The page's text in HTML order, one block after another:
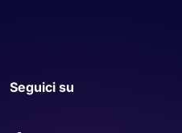
Seguici su